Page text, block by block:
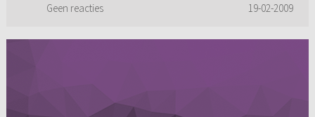
Geen reacties 19-02-2009